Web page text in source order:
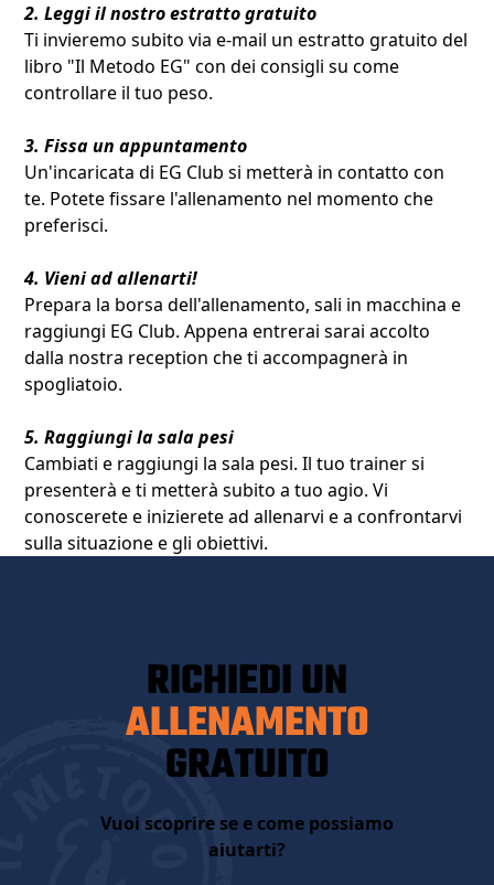
2. Leggi il nostro estratto gratuito
Ti invieremo subito via e-mail un estratto gratuito del
libro "Il Metodo EG" con dei consigli su come
controllare il tuo peso.
3. Fissa un appuntamento
Un'incaricata di EG Club si metterà in contatto con
te. Potete fissare l'allenamento nel momento che
preferisci.
4. Vieni ad allenarti!
Prepara la borsa dell'allenamento, sali in macchina e
raggiungi EG Club. Appena entrerai sarai accolto
dalla nostra reception che ti accompagnerà in
spogliatoio.
5. Raggiungi la sala pesi
Cambiati e raggiungi la sala pesi. Il tuo trainer si
presenterà e ti metterà subito a tuo agio. Vi
conoscerete e inizierete ad allenarvi e a confrontarvi
sulla situazione e gli obiettivi.
RICHIEDI UN
ALLENAMENTO
GRATUITO
Vuoi scoprire se e come possiamo
aiutarti?